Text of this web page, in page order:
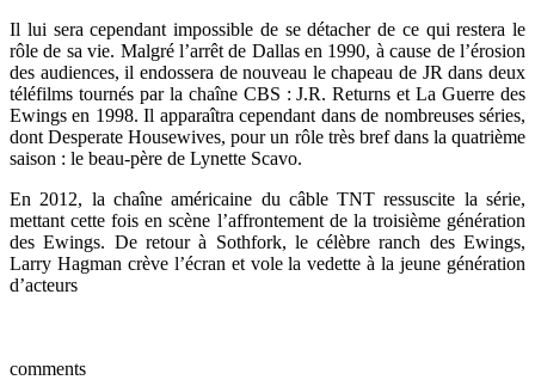
Il lui sera cependant impossible de se détacher de ce qui restera le
rôle de sa vie. Malgré l’arrêt de Dallas en 1990, à cause de l’érosion
des audiences, il endossera de nouveau le chapeau de JR dans deux
téléfilms tournés par la chaîne CBS : J.R. Returns et La Guerre des
Ewings en 1998. Il apparaîtra cependant dans de nombreuses séries,
dont Desperate Housewives, pour un rôle très bref dans la quatrième
saison : le beau-père de Lynette Scavo.
En 2012, la chaîne américaine du câble TNT ressuscite la série,
mettant cette fois en scène l’affrontement de la troisième génération
des Ewings. De retour à Sothfork, le célèbre ranch des Ewings,
Larry Hagman crève l’écran et vole la vedette à la jeune génération
d’acteurs
comments